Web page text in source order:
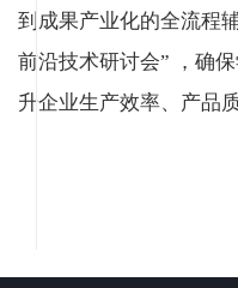
到成果产业化的全流程
前沿技术研讨会” ，确
升企业生产效率、产品